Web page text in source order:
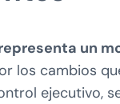
un
los cambios
ejecutivo,